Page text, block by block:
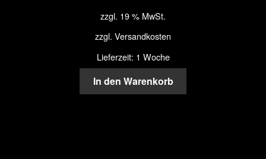
zzgl. 19 % MwSt.
zzgl. Versandkosten
Lieferzeit: 1 Woche
In den Warenkorb